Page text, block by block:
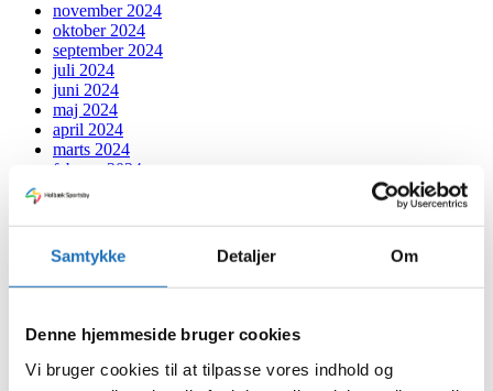
Samtykke Detaljer Om
Denne hjemmeside bruger cookies
Vi bruger cookies til at tilpasse vores indhold og
november 2024
oktober 2024
september 2024
juli 2024
juni 2024
maj 2024
april 2024
marts 2024
februar 2024
januar 2024
november 2023
oktober 2023
september 2023
august 2023
juni 2023
maj 2023
april 2023